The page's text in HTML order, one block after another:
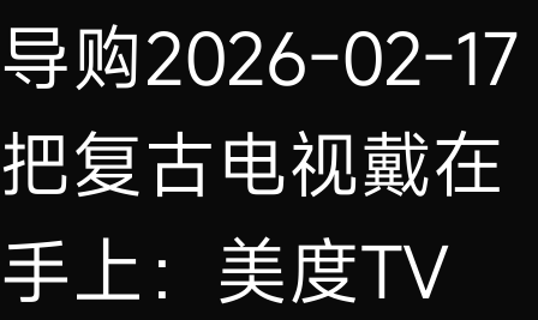
导购2026-02-17
把复古电视戴在
手上：美度TV